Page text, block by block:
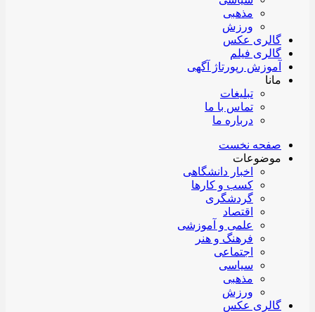
مذهبی
ورزش
گالری عکس
گالری فیلم
آموزش رپورتاژ آگهی
مانا
تبلیغات
تماس با ما
درباره ما
صفحه نخست
موضوعات
اخبار دانشگاهی
کسب و کارها
گردشگری
اقتصاد
علمی و آموزشی
فرهنگ و هنر
اجتماعی
سیاسی
مذهبی
ورزش
گالری عکس